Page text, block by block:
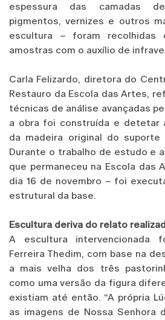
espessura das camadas
pigmentos, vernizes e outros
escultura – foram recolhidas
amostras com o auxílio de
Carla Felizardo, diretora do
Restauro da Escola das Artes,
técnicas de análise avançadas
a obra foi construída e detetar
da madeira original do suporte
Durante o trabalho de estudo e
que permaneceu na Escola das
dia 16 de novembro – foi
estrutural da base.
Escultura deriva do relato
A escultura intervencionada
Ferreira Thedim, com base na
a mais velha dos três
como uma versão da figura
existiam até então. “A própria
as imagens de Nossa Senhora